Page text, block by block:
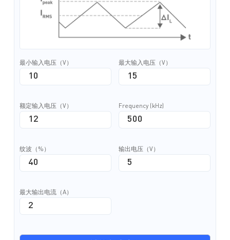
最小输入电压（V） 最大输入电压（V）
额定输入电压（V） Frequency (kHz)
纹波（%） 输出电压（V）
最大输出电流（A）